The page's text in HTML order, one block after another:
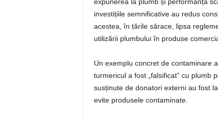
investițiile semnificative au redus
acestea, în țările sărace, lipsa
utilizării plumbului în produse
Un exemplu concret de contaminare
turmericul a fost „falsificat” cu plumb
susținute de donatori externi au fost
evite produsele contaminate.